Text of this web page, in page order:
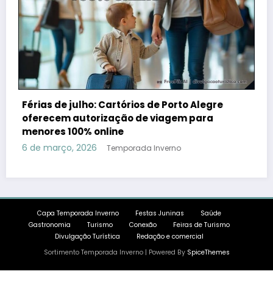
Férias de julho: Cartórios de Porto Alegre
oferecem autorização de viagem para
menores 100% online
6 de março, 2026 Temporada Inverno
Capa Temporada Inverno Festas Juninas
Saúde
Gastronomia
Turismo Conexão
Feiras de Turismo
Divulgação Turística
Redação e comercial
Sortimento Temporada Inverno | Powered By SpiceThemes